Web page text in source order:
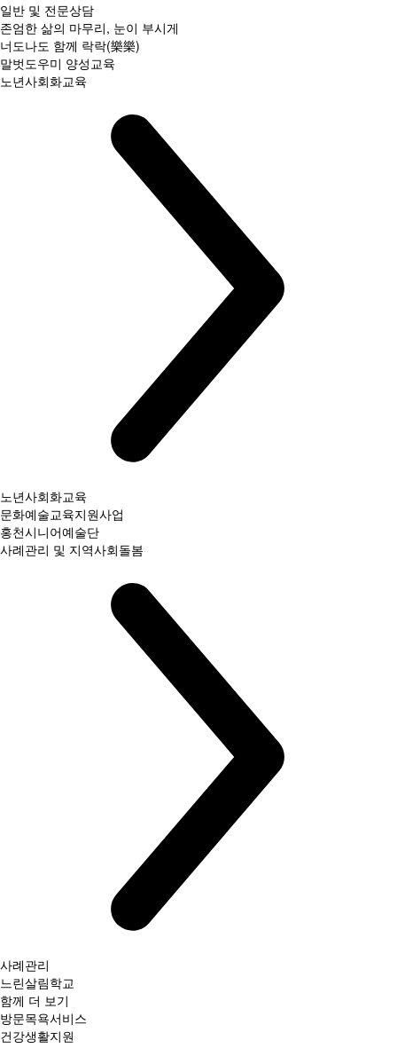
일반 및 전문상담
존엄한 삶의 마무리, 눈이 부시게
너도나도 함께 락락(樂樂)
말벗도우미 양성교육
노년사회화교육
노년사회화교육
문화예술교육지원사업
홍천시니어예술단
사례관리 및 지역사회돌봄
사례관리
느린살림학교
함께 더 보기
방문목욕서비스
건강생활지원